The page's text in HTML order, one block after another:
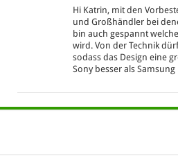
Hi Katrin, mit den
und Großhändler bei
bin auch gespannt
wird. Von der Technik
sodass das Design eine
Sony besser als